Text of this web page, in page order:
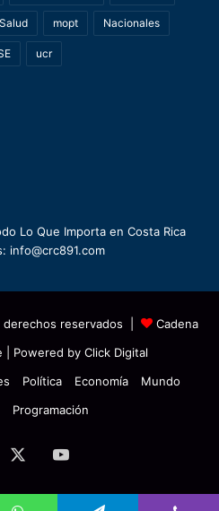
mopt Nacionales
ucr
Lo Que Importa en Costa Rica
info@crc891.com
reservados |
Cadena
| Powered by Click Digital
Política Economía
Mundo
Programación
YouTube